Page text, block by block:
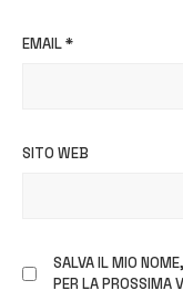
EMAIL*
SITO WEB
SALVA IL MIO
PER LA PROSSIMA